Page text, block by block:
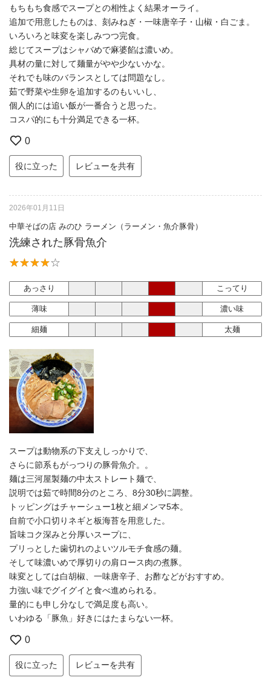
もちもち食感でスープとの相性よく結果オーライ。
追加で用意したものは、刻みねぎ・一味唐辛子・山椒・白ごま。
いろいろと味変を楽しみつつ完食。
総じてスープはシャバめで麻婆餡は濃いめ。
具材の量に対して麺量がやや少ないかな。
それでも味のバランスとしては問題なし。
茹で野菜や生卵を追加するのもいいし、
個人的には追い飯が一番合うと思った。
コスパ的にも十分満足できる一杯。
0
役に立った レビューを共有
2026年01月11日
中華そばの店 みのひ ラーメン（ラーメン・魚介豚骨）
洗練された豚骨魚介
あっさり こってり
薄味 濃い味
細麺 太麺
スープは動物系の下支えしっかりで、
さらに節系もがっつりの豚骨魚介。。
麺は三河屋製麺の中太ストレート麺で、
説明では茹で時間8分のところ、8分30秒に調整。
トッピングはチャーシュー1枚と細メンマ5本。
自前で小口切りネギと板海苔を用意した。
旨味コク深みと分厚いスープに、
プリっとした歯切れのよいツルモチ食感の麺。
そして味濃いめで厚切りの肩ロース肉の煮豚。
味変としては白胡椒、一味唐辛子、お酢などがおすすめ。
力強い味でグイグイと食べ進められる。
量的にも申し分なしで満足度も高い。
いわゆる「豚魚」好きにはたまらない一杯。
0
役に立った レビューを共有